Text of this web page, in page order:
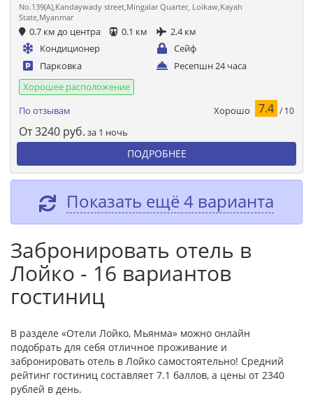
No.139(A),Kandaywady street,Mingalar Quarter, Loikaw,Kayah
State,Myanmar
0.7 км до центра 0.1 км
2.4 км
Кондиционер
Сейф
Парковка
Ресепшн 24 часа
Хорошее расположение
По отзывам
Хорошо 7.4 / 10
От3240 руб. за 1 ночь
ПОДРОБНЕЕ
Показать ещё 4 варианта
Забронировать отель в
Лойко - 16 вариантов
гостиниц
В разделе «Отели Лойко, Мьянма» можно онлайн
подобрать для себя отличное проживание и
забронировать отель в Лойко самостоятельно! Средний
рейтинг гостиниц составляет 7.1 баллов, а цены от 2340
рублей в день.